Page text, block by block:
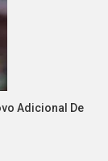
Adicional De